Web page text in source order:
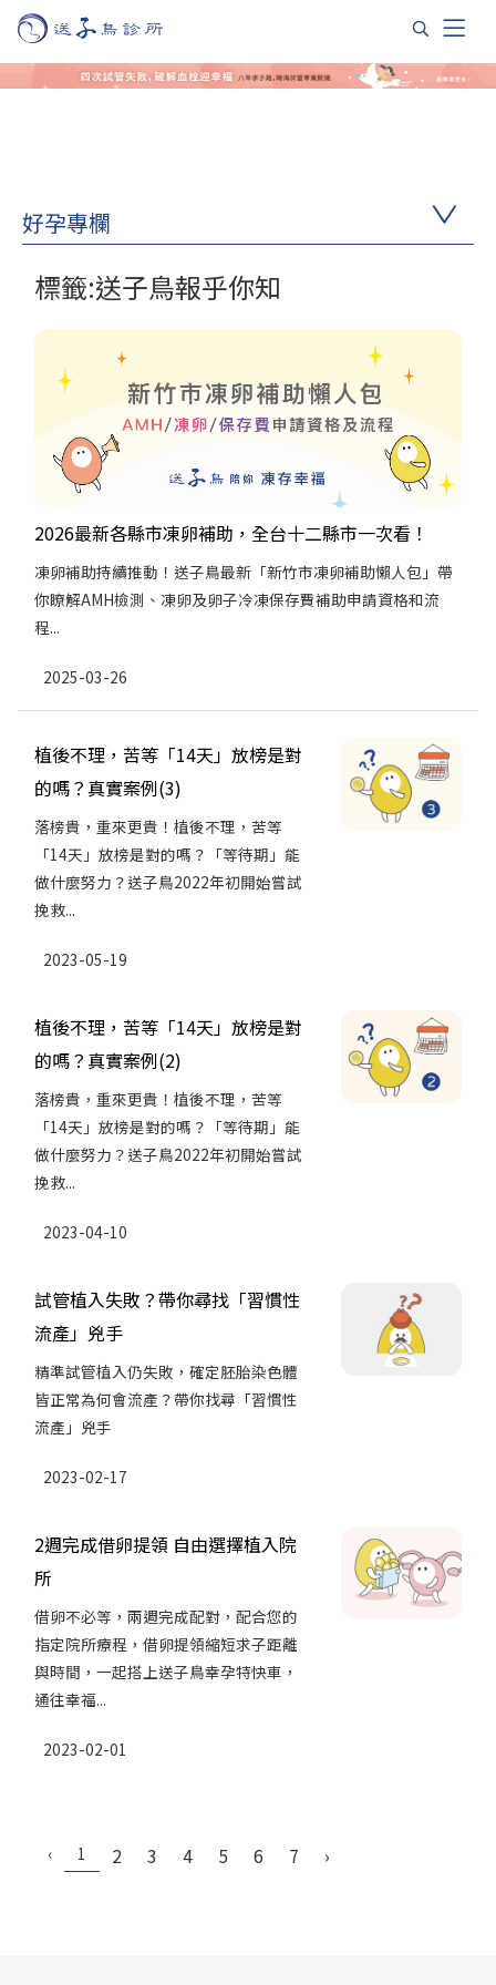
好孕專欄
標籤:送子鳥報乎你知
2026最新各縣市凍卵補助，全台十二縣市一次看！
凍卵補助持續推動！送子鳥最新「新竹市凍卵補助懶人包」帶
你瞭解AMH檢測、凍卵及卵子冷凍保存費補助申請資格和流
程...
2025-03-26
植後不理，苦等「14天」放榜是對
的嗎？真實案例(3)
落榜貴，重來更貴！植後不理，苦等
「14天」放榜是對的嗎？「等待期」能
做什麼努力？送子鳥2022年初開始嘗試
挽救...
2023-05-19
植後不理，苦等「14天」放榜是對
的嗎？真實案例(2)
落榜貴，重來更貴！植後不理，苦等
「14天」放榜是對的嗎？「等待期」能
做什麼努力？送子鳥2022年初開始嘗試
挽救...
2023-04-10
試管植入失敗？帶你尋找「習慣性
流產」兇手
精準試管植入仍失敗，確定胚胎染色體
皆正常為何會流產？帶你找尋「習慣性
流產」兇手
2023-02-17
2週完成借卵提領 自由選擇植入院
所
借卵不必等，兩週完成配對，配合您的
指定院所療程，借卵提領縮短求子距離
與時間，一起搭上送子鳥幸孕特快車，
通往幸福...
2023-02-01
‹ 1 2 3 4 5 6 7 ›